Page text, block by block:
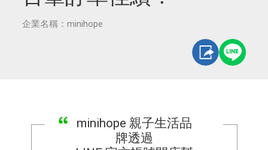
企業名稱：minihope
minihope 親子生活品
牌透過